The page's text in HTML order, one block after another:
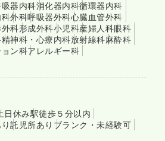
器内科消化器内科循環器内科
科外科呼吸器外科心臓血管外科
科形成外科小児科産婦人科眼科
精神科・心療内科放射線科麻酔科
ン科アレルギー科
日休み駅徒歩５分以内
り託児所あり ブランク・未経験可